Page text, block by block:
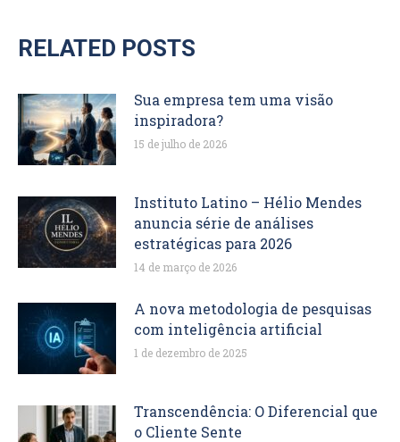
RELATED POSTS
Sua empresa tem uma visão
inspiradora?
15 de julho de 2026
Instituto Latino – Hélio Mendes
anuncia série de análises
estratégicas para 2026
14 de março de 2026
A nova metodologia de pesquisas
com inteligência artificial
1 de dezembro de 2025
Transcendência: O Diferencial que
o Cliente Sente